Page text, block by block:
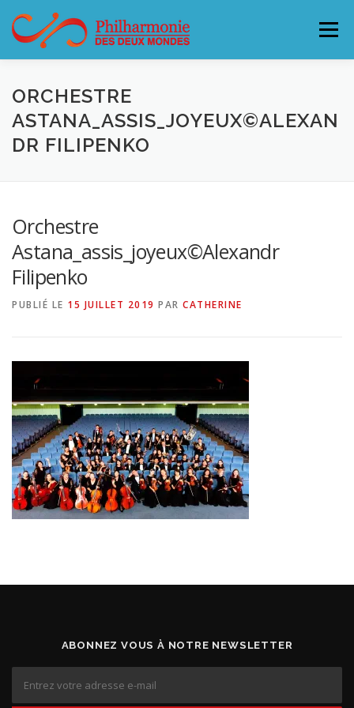
contenu
Menu
L’ORCHESTRE CONCERTS & BILLETTERIE 26-27
ACCUEILLIR LA PHILHARMONIE
ORCHESTRE
ASTANA_ASSIS_JOYEUX©ALEXAN
DR FILIPENKO
Orchestre
Astana_assis_joyeux©Alexandr
Filipenko
PUBLIÉ LE 15 JUILLET 2019 PAR CATHERINE
ABONNEZ VOUS À NOTRE NEWSLETTER